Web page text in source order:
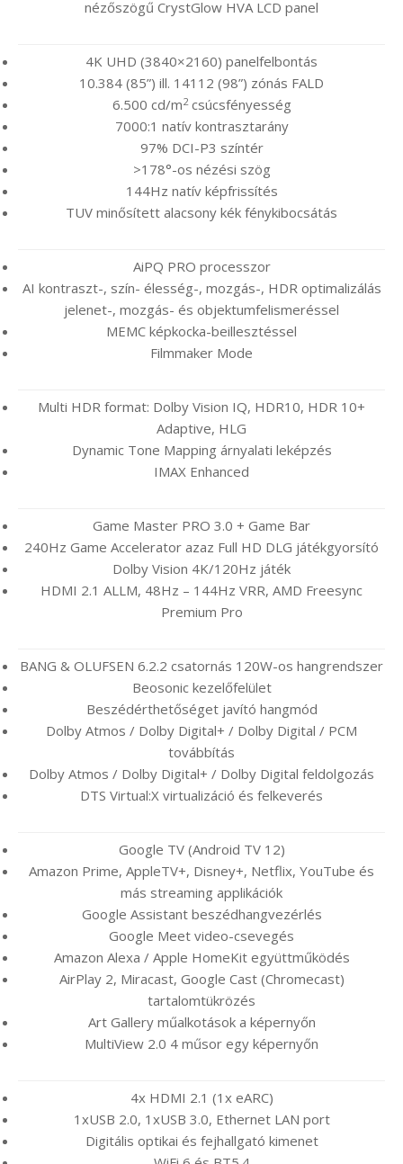
nézőszögű CrystGlow HVA LCD panel
4K UHD (3840×2160) panelfelbontás
10.384 (85”) ill. 14112 (98”) zónás FALD
6.500 cd/m2csúcsfényesség
7000:1 natív kontrasztarány
97% DCI-P3 színtér
>178°-os nézési szög
144Hz natív képfrissítés
TUV minősített alacsony kék fénykibocsátás
AiPQ PRO processzor
AI kontraszt-, szín- élesség-, mozgás-, HDR optimalizálás
jelenet-, mozgás- és objektumfelismeréssel
MEMC képkocka-beillesztéssel
Filmmaker Mode
Multi HDR format: Dolby Vision IQ, HDR10, HDR 10+
Adaptive, HLG
Dynamic Tone Mapping árnyalati leképzés
IMAX Enhanced
Game Master PRO 3.0 + Game Bar
240Hz Game Accelerator azaz Full HD DLG játékgyorsító
Dolby Vision 4K/120Hz játék
HDMI 2.1 ALLM, 48Hz – 144Hz VRR, AMD Freesync
Premium Pro
BANG & OLUFSEN 6.2.2 csatornás 120W-os hangrendszer
Beosonic kezelőfelület
Beszédérthetőséget javító hangmód
Dolby Atmos / Dolby Digital+ / Dolby Digital / PCM
továbbítás
Dolby Atmos / Dolby Digital+ / Dolby Digital feldolgozás
DTS Virtual:X virtualizáció és felkeverés
Google TV (Android TV 12)
Amazon Prime, AppleTV+, Disney+, Netflix, YouTube és
más streaming applikációk
Google Assistant beszédhangvezérlés
Google Meet video-csevegés
Amazon Alexa / Apple HomeKit együttműködés
AirPlay 2, Miracast, Google Cast (Chromecast)
tartalomtükrözés
Art Gallery műalkotások a képernyőn
MultiView 2.0 4 műsor egy képernyőn
4x HDMI 2.1 (1x eARC)
1xUSB 2.0, 1xUSB 3.0, Ethernet LAN port
Digitális optikai és fejhallgató kimenet